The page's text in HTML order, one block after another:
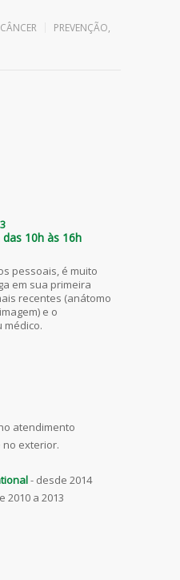
PREVENÇÃO,
10h às 16h
pessoais, é muito
em sua primeira
recentes (anátomo
e o
médico.
atendimento
no exterior.
- desde 2014
2010 a 2013